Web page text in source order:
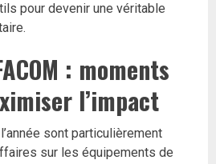
pour devenir une véritable
: moments
l’impact
sont particulièrement
sur les équipements de